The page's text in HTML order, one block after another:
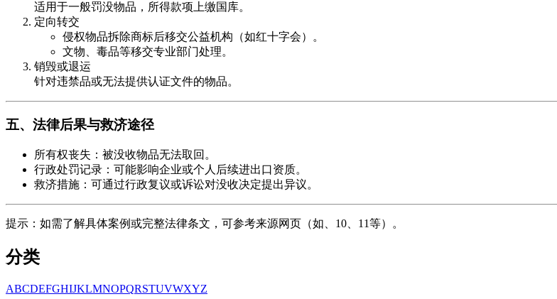
适用于一般罚没物品，所得款项上缴国库。
定向转交
侵权物品拆除商标后移交公益机构（如红十字会）。
文物、毒品等移交专业部门处理。
销毁或退运
针对违禁品或无法提供认证文件的物品。
五、法律后果与救济途径
所有权丧失：被没收物品无法取回。
行政处罚记录：可能影响企业或个人后续进出口资质。
救济措施：可通过行政复议或诉讼对没收决定提出异议。
提示：如需了解具体案例或完整法律条文，可参考来源网页（如、10、11等）。
分类
ABCDEFGHIJKLMNOPQRSTUVWXYZ